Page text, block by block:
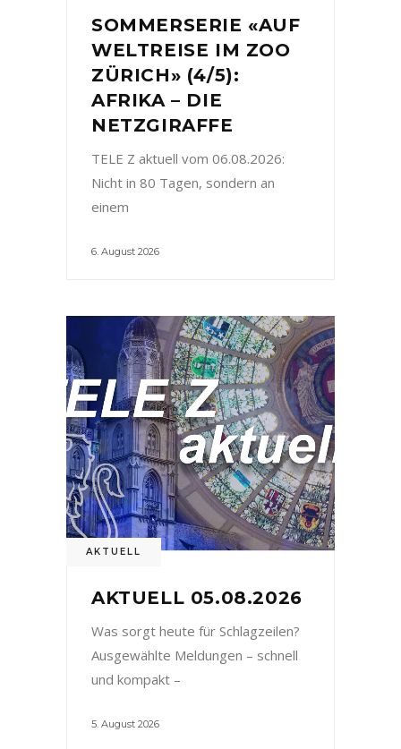
SOMMERSERIE «AUF
WELTREISE IM ZOO
ZÜRICH» (4/5):
AFRIKA – DIE
NETZGIRAFFE
TELE Z aktuell vom 06.08.2026:
Nicht in 80 Tagen, sondern an
einem
6. August 2026
AKTUELL
AKTUELL 05.08.2026
Was sorgt heute für Schlagzeilen?
Ausgewählte Meldungen – schnell
und kompakt –
5. August 2026